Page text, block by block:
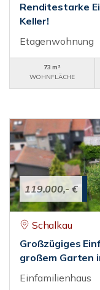
Renditestarke
Keller!
Etagenwohnung
73 m²
WOHNFLÄCHE
119.000,- €
Schalkau
Großzügiges
großem Garten
Einfamilienhaus